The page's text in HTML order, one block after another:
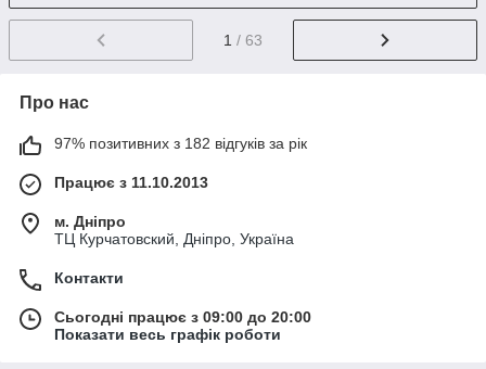
1 / 63
Про нас
97% позитивних з 182 відгуків за рік
Працює з 11.10.2013
м. Дніпро
ТЦ Курчатовский, Дніпро, Україна
Контакти
Сьогодні працює з 09:00 до 20:00
Показати весь графік роботи